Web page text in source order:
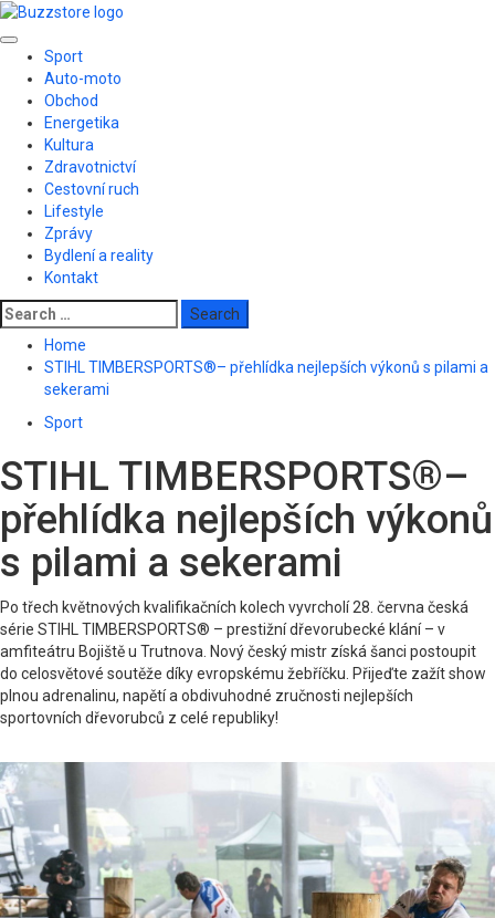
Skip
content
Primary
Menu
Sport
Auto-moto
Obchod
Energetika
Kultura
Zdravotnictví
Cestovní ruch
Lifestyle
Zprávy
Bydlení a reality
Kontakt
Search
for:
Home
STIHL TIMBERSPORTS®– přehlídka nejlepších výkonů s pilami a
sekerami
Sport
STIHL TIMBERSPORTS®–
přehlídka nejlepších výkonů
s pilami a sekerami
Po třech květnových kvalifikačních kolech vyvrcholí 28. června česká
série STIHL TIMBERSPORTS® – prestižní dřevorubecké klání – v
amfiteátru Bojiště u Trutnova. Nový český mistr získá šanci postoupit
do celosvětové soutěže díky evropskému žebříčku. Přijeďte zažít show
plnou adrenalinu, napětí a obdivuhodné zručnosti nejlepších
sportovních dřevorubců z celé republiky!